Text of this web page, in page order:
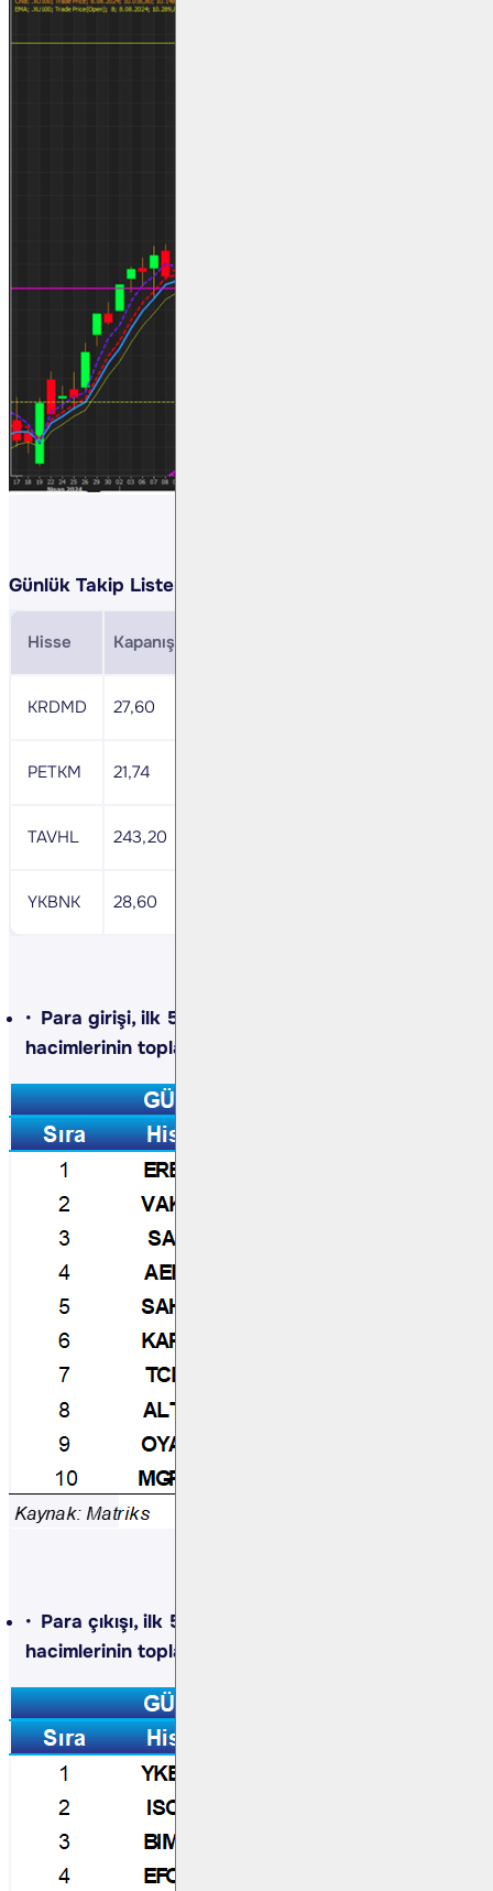
Günlük Takip Listemiz:
Hisse Kapanış
KRDMD 27,60
PETKM 21,74
TAVHL 243,20
YKBNK 28,60
Para girişi, ilk 5 kurumun alış ve satış
hacimlerinin toplamıyla belirlenir.
Para çıkışı, ilk 5 kurumun alış ve satış
hacimlerinin toplamıyla belirlenir.